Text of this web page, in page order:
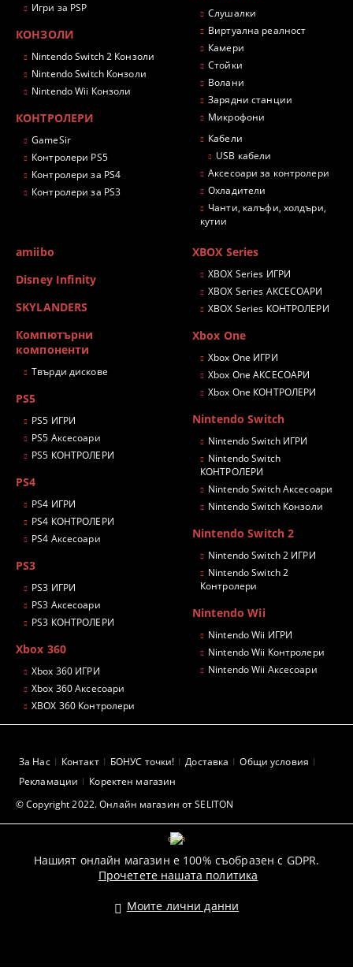
Игри за PSP
КОНЗОЛИ
Nintendo Switch 2 Конзоли
Nintendo Switch Конзоли
Nintendo Wii Конзоли
КОНТРОЛЕРИ
GameSir
Контролери PS5
Контролери за PS4
Контролери за PS3
Слушалки
Виртуална реалност
Камери
Стойки
Волани
Зарядни станции
Микрофони
Кабели
USB кабели
Аксесоари за контролери
Охладители
Чанти, калъфи, холдъри,
кутии
amiibo
Disney Infinity
SKYLANDERS
Компютърни
компоненти
Твърди дискове
PS5
PS5 ИГРИ
PS5 Аксесоари
PS5 КОНТРОЛЕРИ
PS4
PS4 ИГРИ
PS4 КОНТРОЛЕРИ
PS4 Аксесоари
PS3
PS3 ИГРИ
PS3 Аксесоари
PS3 КОНТРОЛЕРИ
Xbox 360
Xbox 360 ИГРИ
Xbox 360 Аксесоари
XBOX 360 Контролери
XBOX Series
XBOX Series ИГРИ
XBOX Series АКСЕСОАРИ
XBOX Series КОНТРОЛЕРИ
Xbox One
Xbox One ИГРИ
Xbox One АКСЕСОАРИ
Xbox One КОНТРОЛЕРИ
Nintendo Switch
Nintendo Switch ИГРИ
Nintendo Switch
КОНТРОЛЕРИ
Nintendo Switch Аксесоари
Nintendo Switch Конзоли
Nintendo Switch 2
Nintendo Switch 2 ИГРИ
Nintendo Switch 2
Контролери
Nintendo Wii
Nintendo Wii ИГРИ
Nintendo Wii Контролери
Nintendo Wii Аксесоари
© Copyright 2022. Онлайн магазин от SELITON
За Нас Контакт БОНУС точки! Доставка
Общи условия
Рекламации
Коректен магазин
GDPR
Нашият онлайн магазин е 100% съобразен с GDPR.
Прочетете нашата политика
Моите лични данни